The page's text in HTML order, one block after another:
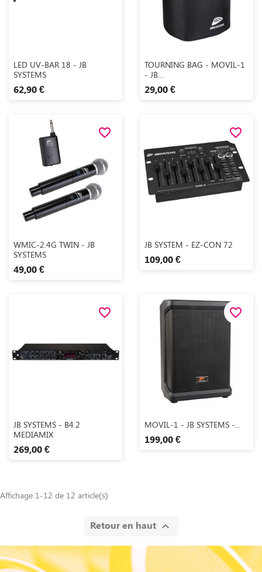
 Aperçu rapide
LED UV-BAR 18 - JB
SYSTEMS
62,90 €
Aperçu rapide
TOURNING BAG - MOVIL-1
- JB...
29,00 €
Aperçu rapide
WMIC-2.4G TWIN - JB
SYSTEMS
49,00 €
favorite_border
Aperçu rapide
JB SYSTEM - EZ-CON 72
109,00 €
favorite_border
Aperçu rapide
JB SYSTEMS - B4.2
MEDIAMIX
269,00 €
favorite_border
 Aperçu rapide
MOVIL-1 - JB SYSTEMS -...
199,00 €
favorite_border
Affichage 1-12 de 12 article(s)
Retour en haut 